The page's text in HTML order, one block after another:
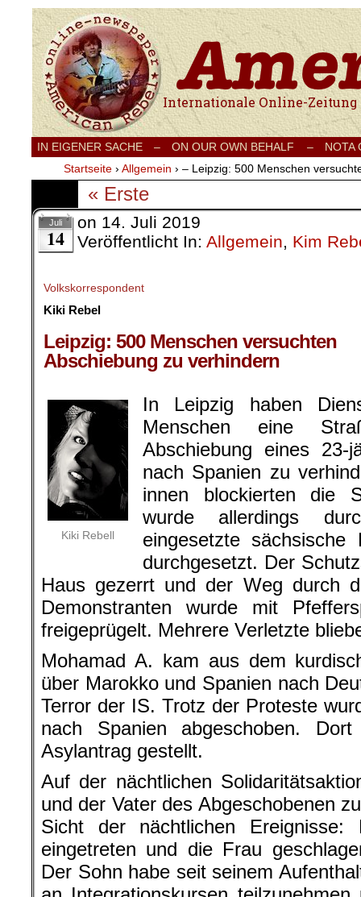
Internationale Onlinezeitung für Frieden,
IN EIGENER SACHE – ON OUR OWN BEHALF –
NOTA
Startseite › Allgemein › – Leipzig: 500 Menschen
« Erste
Juli
14
on 14. Juli 2019
Veröffentlicht In: Allgemein, Kim
Volkskorrespondent
Kiki Rebel
Leipzig: 500 Menschen versuchten
Abschiebung zu verhindern
Kiki Rebell
In Leipzig haben
Menschen eine
Abschiebung eines 23-
nach Spanien zu
innen blockierten die
wurde allerdings
eingesetzte sächsische
durchgesetzt. Der
Haus gezerrt und der Weg durch
Demonstranten wurde mit
freigeprügelt. Mehrere Verletzte
Mohamad A. kam aus dem
über Marokko und Spanien nach
Terror der IS. Trotz der Proteste
nach Spanien abgeschoben.
Asylantrag gestellt.
Auf der nächtlichen
und der Vater des Abgeschobenen
Sicht der nächtlichen
eingetreten und die Frau
Der Sohn habe seit seinem